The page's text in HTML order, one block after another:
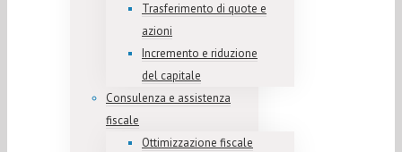
Trasferimento di quote e
azioni
Incremento e riduzione
del capitale
Consulenza e assistenza
fiscale
Ottimizzazione fiscale